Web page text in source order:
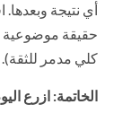
أي نتيجة
حقيقة موضوعية
كلي مدمر للثقة).
الخاتمة: ازرع